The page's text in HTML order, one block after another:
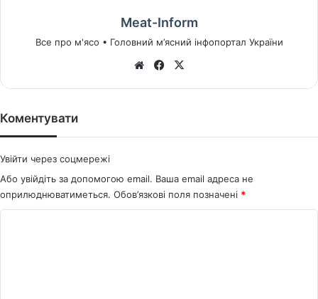
Meat-Inform
Все про м'ясо • Головний м’ясний інфопортал України
We
Fa
Коментувати
Увійти через соцмережі
Або увійдіть за допомогою email. Ваша email адреса не
оприлюднюватиметься. Обов’язкові поля позначені *